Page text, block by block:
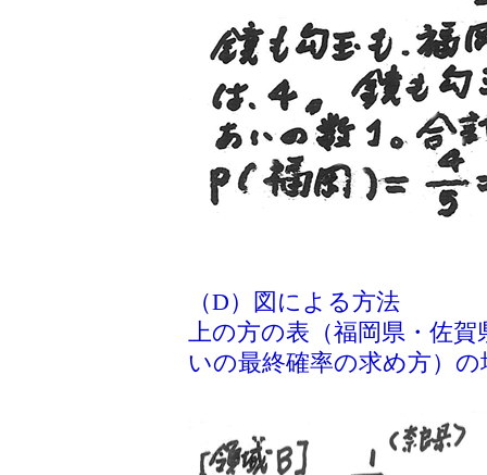
（D）図による方法
上の方の表（福岡県・佐
いの最終確率の求め方）